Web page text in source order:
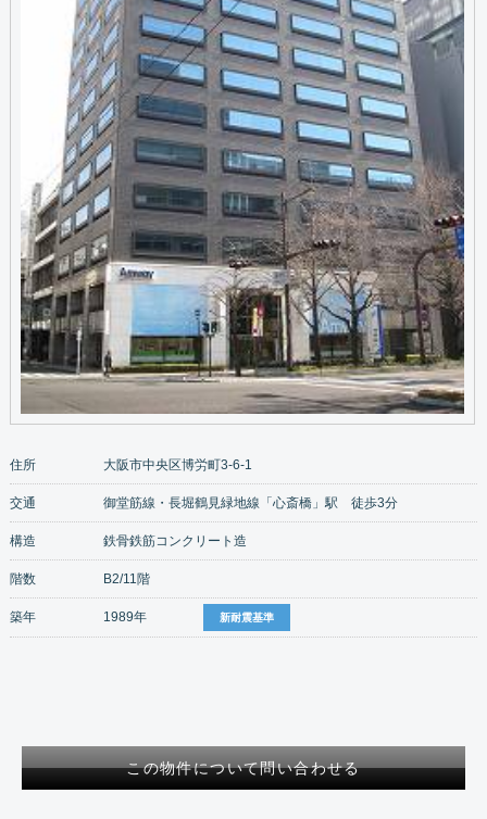
住所 大阪市中央区博労町3-6-1
交通 御堂筋線・長堀鶴見緑地線「心斎橋」駅 徒歩3分
構造 鉄骨鉄筋コンクリート造
階数 B2/11階
築年 1989年 新耐震基準
この物件について問い合わせる